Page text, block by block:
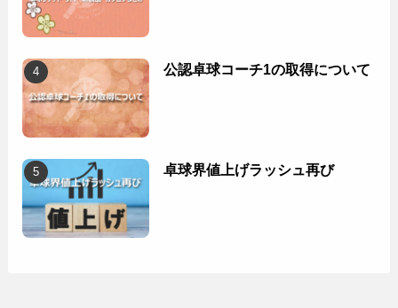
公認卓球コーチ1の取得について
卓球界値上げラッシュ再び